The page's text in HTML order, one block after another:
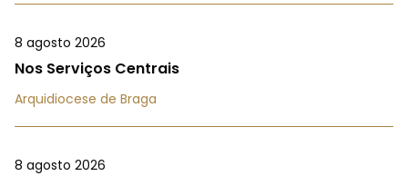
8 agosto 2026
Nos Serviços Centrais
Arquidiocese de Braga
8 agosto 2026